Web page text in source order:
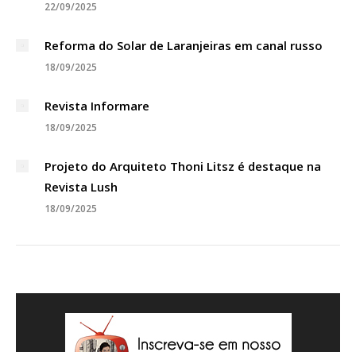
22/09/2025
Reforma do Solar de Laranjeiras em canal russo
18/09/2025
Revista Informare
18/09/2025
Projeto do Arquiteto Thoni Litsz é destaque na
Revista Lush
18/09/2025